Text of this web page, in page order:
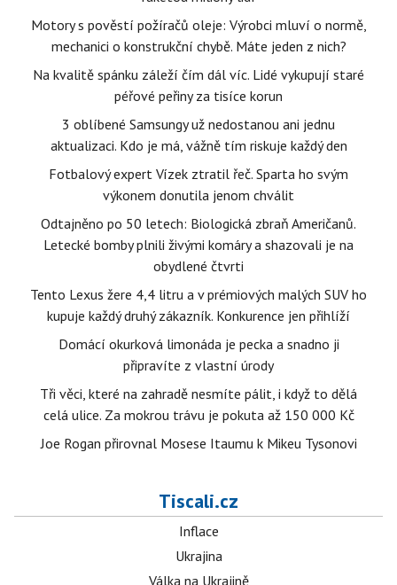
Motory s pověstí požíračů oleje: Výrobci mluví o normě,
mechanici o konstrukční chybě. Máte jeden z nich?
Na kvalitě spánku záleží čím dál víc. Lidé vykupují staré
péřové peřiny za tisíce korun
3 oblíbené Samsungy už nedostanou ani jednu
aktualizaci. Kdo je má, vážně tím riskuje každý den
Fotbalový expert Vízek ztratil řeč. Sparta ho svým
výkonem donutila jenom chválit
Odtajněno po 50 letech: Biologická zbraň Američanů.
Letecké bomby plnili živými komáry a shazovali je na
obydlené čtvrti
Tento Lexus žere 4,4 litru a v prémiových malých SUV ho
kupuje každý druhý zákazník. Konkurence jen přihlíží
Domácí okurková limonáda je pecka a snadno ji
připravíte z vlastní úrody
Tři věci, které na zahradě nesmíte pálit, i když to dělá
celá ulice. Za mokrou trávu je pokuta až 150 000 Kč
Joe Rogan přirovnal Mosese Itaumu k Mikeu Tysonovi
Tiscali.cz
Inflace
Ukrajina
Válka na Ukrajině